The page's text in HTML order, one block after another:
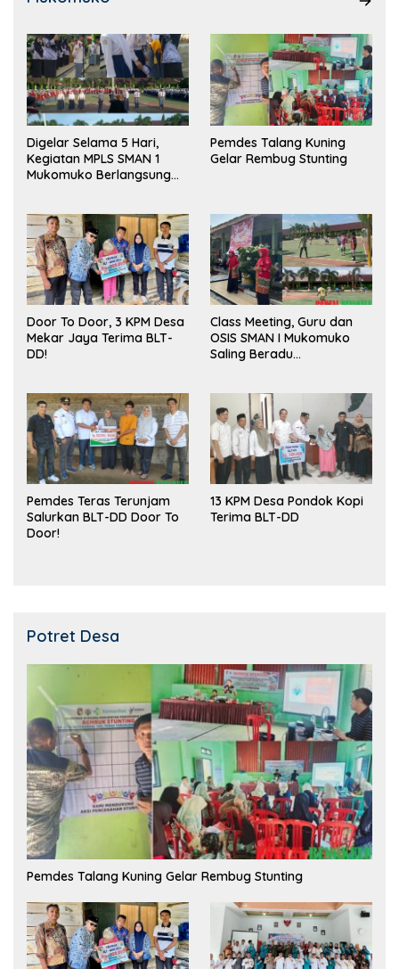
Digelar Selama 5 Hari,
Kegiatan MPLS SMAN 1
Mukomuko Berlangsung
Pemdes Talang Kuning
Gelar Rembug Stunting
Door To Door, 3 KPM Desa
Mekar Jaya Terima BLT-
DD!
Class Meeting, Guru dan
OSIS SMAN I Mukomuko
Saling Beradu
Pemdes Teras Terunjam
Salurkan BLT-DD Door To
Door!
13 KPM Desa Pondok Kopi
Terima BLT-DD
Potret Desa
Pemdes Talang Kuning Gelar Rembug Stunting